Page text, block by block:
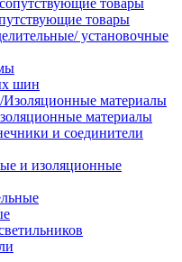
товары
установочные
шин
материалы
и соединители
и изоляционные